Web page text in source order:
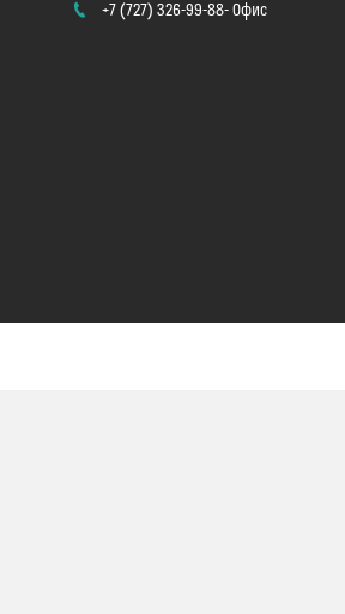
+7 (727) 326-99-88 Офис